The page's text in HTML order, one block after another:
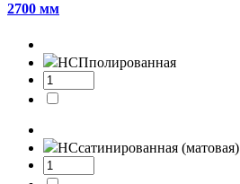
2700 мм
НСПполированная
НСсатинированная (матовая)